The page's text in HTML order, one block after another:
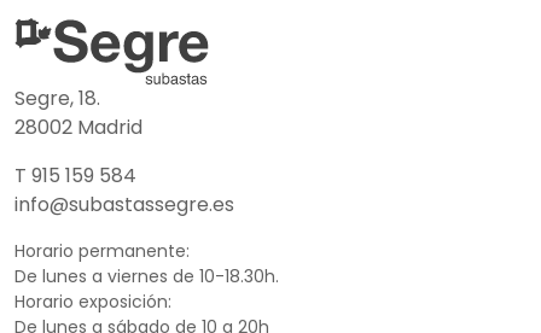
Segre, 18.
28002 Madrid
T 915 159 584
info@subastassegre.es
Horario permanente:
De lunes a viernes de 10-18.30h.
Horario exposición:
De lunes a sábado de 10 a 20h